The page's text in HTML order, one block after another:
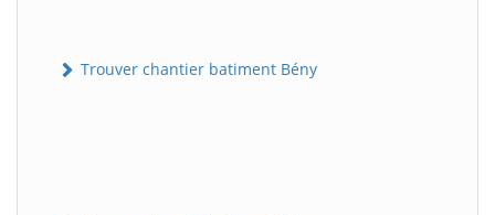
Trouver chantier batiment Bény